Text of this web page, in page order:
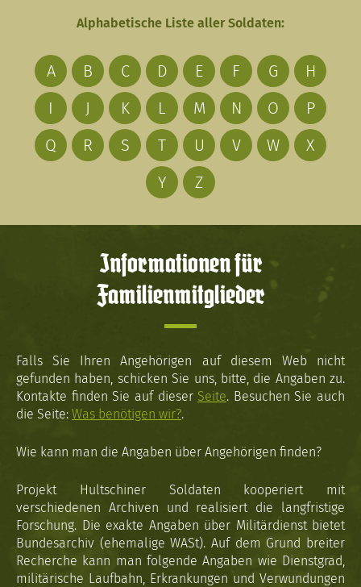
Alphabetische Liste aller Soldaten:
A B C D E F G
H
I
J K L M N O
P
Q
R S T U V W
X
Y
Z
Informationen für
Familienmitglieder
Falls Sie Ihren Angehörigen auf diesem Web nicht
gefunden haben, schicken Sie uns, bitte, die Angaben zu.
Kontakte finden Sie auf dieser Seite. Besuchen Sie auch
die Seite: Was benötigen wir?.
Wie kann man die Angaben über Angehörigen finden?
Projekt Hultschiner Soldaten kooperiert mit
verschiedenen Archiven und realisiert die langfristige
Forschung. Die exakte Angaben über Militärdienst bietet
Bundesarchiv (ehemalige WASt). Auf dem Grund breiter
Recherche kann man folgende Angaben wie Dienstgrad,
militärische Laufbahn, Erkrankungen und Verwundungen